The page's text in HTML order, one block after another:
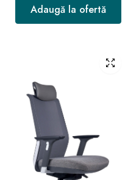
Adaugă la ofertă